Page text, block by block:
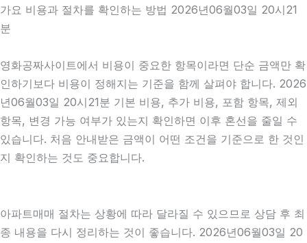
가요 비용과 절차를 확인하는 방법 2026년06월03일 20시21
분
영화공짜사이트에서 비용이 중요한 항목이라면 단순 금액만 확
인하기보다 비용이 정해지는 기준을 함께 살펴야 합니다. 2026
년06월03일 20시21분 기본 비용, 추가 비용, 포함 항목, 제외
항목, 변경 가능 여부가 있는지 확인하면 이후 혼선을 줄일 수
있습니다. 처음 안내받은 금액이 어떤 조건을 기준으로 한 것인
지 확인하는 것도 중요합니다.
아파트매매 절차는 상황에 따라 달라질 수 있으므로 상담 후 최
종 내용을 다시 정리하는 것이 좋습니다. 2026년06월03일 20